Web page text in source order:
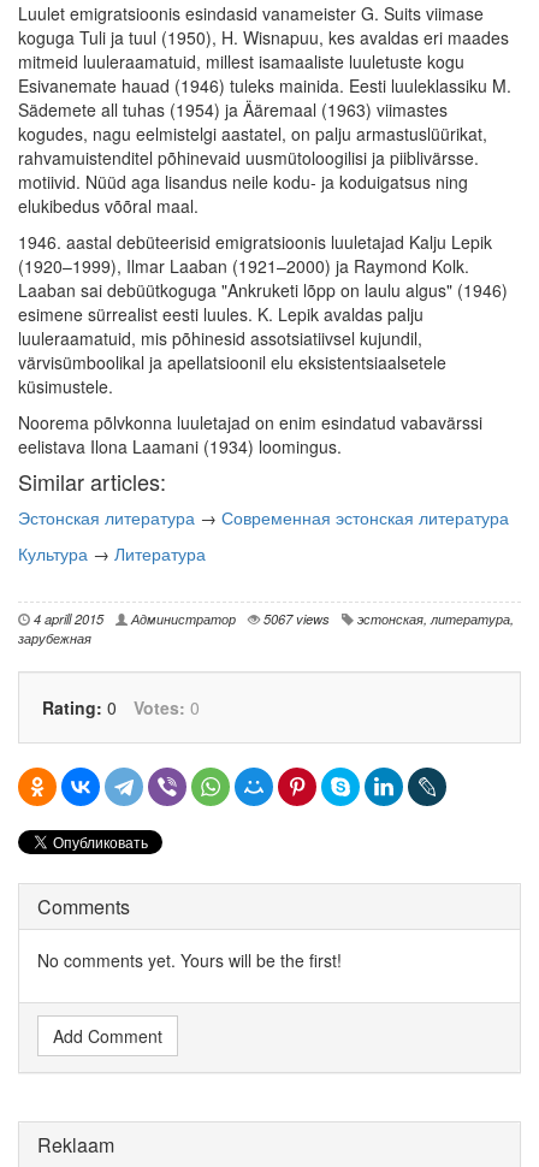
Luulet emigratsioonis esindasid vanameister G. Suits viimase
koguga Tuli ja tuul (1950), H. Wisnapuu, kes avaldas eri maades
mitmeid luuleraamatuid, millest isamaaliste luuletuste kogu
Esivanemate hauad (1946) tuleks mainida. Eesti luuleklassiku M.
Sädemete all tuhas (1954) ja Ääremaal (1963) viimastes
kogudes, nagu eelmistelgi aastatel, on palju armastuslüürikat,
rahvamuistenditel põhinevaid uusmütoloogilisi ja piiblivärsse.
motiivid. Nüüd aga lisandus neile kodu- ja koduigatsus ning
elukibedus võõral maal.
1946. aastal debüteerisid emigratsioonis luuletajad Kalju Lepik
(1920–1999), Ilmar Laaban (1921–2000) ja Raymond Kolk.
Laaban sai debüütkoguga "Ankruketi lõpp on laulu algus" (1946)
esimene sürrealist eesti luules. K. Lepik avaldas palju
luuleraamatuid, mis põhinesid assotsiatiivsel kujundil,
värvisümboolikal ja apellatsioonil elu eksistentsiaalsetele
küsimustele.
Noorema põlvkonna luuletajad on enim esindatud vabavärssi
eelistava Ilona Laamani (1934) loomingus.
Similar articles:
Эстонская литература → Современная эстонская литература
Культура → Литература
4 aprill 2015 Администратор 5067 views эстонская,литература,
зарубежная
Rating: 0 Votes: 0
Comments
No comments yet. Yours will be the first!
Add Comment
Reklaam